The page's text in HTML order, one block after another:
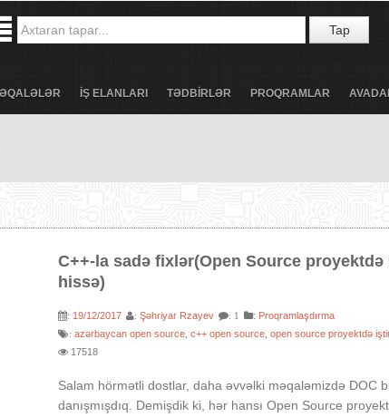
Tap
İŞ ELANLARI TƏDBİRLƏR PROQRAMLAR
C++-la sadə fixlər(Open Source
hissə)
: 19/12/2017 :Şəhriyar Rzayev : 1 : Proqramlaşdırma
:azərbaycan open source ,c++ open source ,open source proyektdə
17518
Salam hörmətli dostlar, daha əvvəlki məqaləmizdə DOC
danışmışdıq. Demişdik ki, hər hansı Open Source